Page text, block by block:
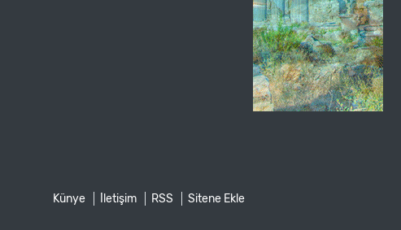
Künye İletişim RSS Sitene Ekle